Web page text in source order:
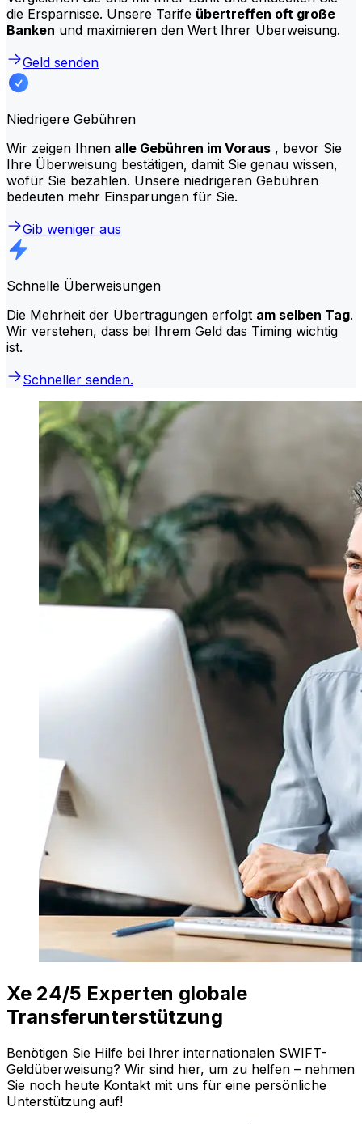
die Ersparnisse. Unsere Tarife übertreffen oft große
Banken und maximieren den Wert Ihrer Überweisung.
Geld senden
Niedrigere Gebühren
Wir zeigen Ihnen alle Gebühren im Voraus , bevor Sie
Ihre Überweisung bestätigen, damit Sie genau wissen,
wofür Sie bezahlen. Unsere niedrigeren Gebühren
bedeuten mehr Einsparungen für Sie.
Gib weniger aus
Schnelle Überweisungen
Die Mehrheit der Übertragungen erfolgt am selben Tag.
Wir verstehen, dass bei Ihrem Geld das Timing wichtig
ist.
Schneller senden.
Xe 24/5 Experten globale
Transferunterstützung
Benötigen Sie Hilfe bei Ihrer internationalen SWIFT-
Geldüberweisung? Wir sind hier, um zu helfen – nehmen
Sie noch heute Kontakt mit uns für eine persönliche
Unterstützung auf!